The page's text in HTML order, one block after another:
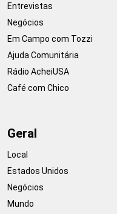
Entrevistas
Negócios
Em Campo com Tozzi
Ajuda Comunitária
Rádio AcheiUSA
Café com Chico
Geral
Local
Estados Unidos
Negócios
Mundo